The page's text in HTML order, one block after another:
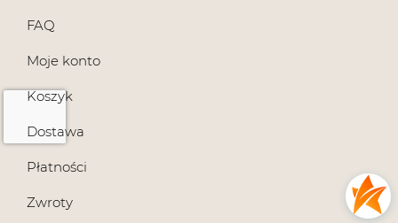
FAQ
Moje konto
Koszyk
Dostawa
Płatności
Zwroty